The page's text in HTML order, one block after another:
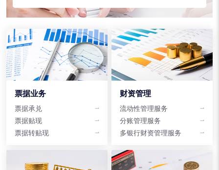
票据业务
票据承兑
票据贴现
票据转贴现
财资管理
流动性管理服务
分账管理服务
多银行财资管理服务